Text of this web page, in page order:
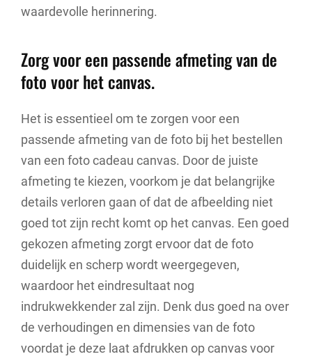
waardevolle herinnering.
Zorg voor een passende afmeting van de
foto voor het canvas.
Het is essentieel om te zorgen voor een
passende afmeting van de foto bij het bestellen
van een foto cadeau canvas. Door de juiste
afmeting te kiezen, voorkom je dat belangrijke
details verloren gaan of dat de afbeelding niet
goed tot zijn recht komt op het canvas. Een goed
gekozen afmeting zorgt ervoor dat de foto
duidelijk en scherp wordt weergegeven,
waardoor het eindresultaat nog
indrukwekkender zal zijn. Denk dus goed na over
de verhoudingen en dimensies van de foto
voordat je deze laat afdrukken op canvas voor